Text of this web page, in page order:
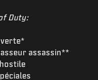
Duty:
assassin**